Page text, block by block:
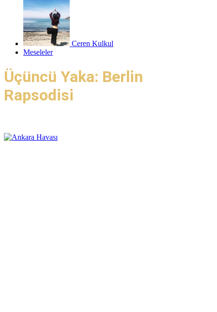
Ceren Kulkul
Meseleler
Üçüncü Yaka: Berlin
Rapsodisi